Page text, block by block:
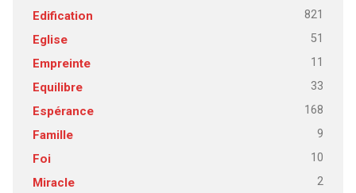
Edification 821
Eglise 51
Empreinte 11
Equilibre 33
Espérance 168
Famille 9
Foi 10
Miracle 2